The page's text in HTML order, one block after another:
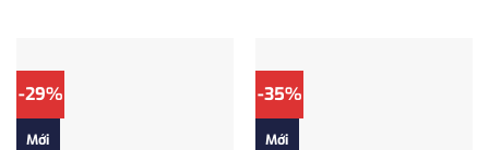
-29%
Mới
-35%
Mới